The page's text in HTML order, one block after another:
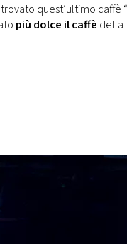
quest’ultimo caffè
più dolce il caffè della